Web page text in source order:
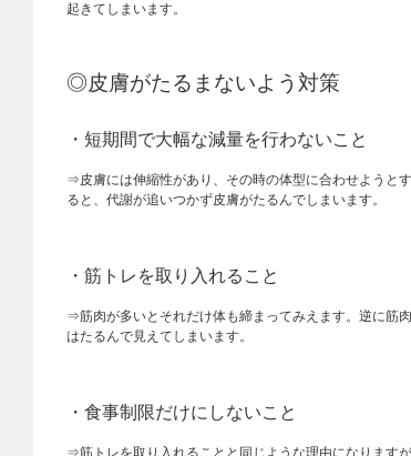
起きてしまいます。
◎皮膚がたるまないよう対策
・短期間で大幅な減量を行わないこと
⇒皮膚には伸縮性があり、その時の体型に合わせようと
ると、代謝が追いつかず皮膚がたるんでしまいます。
・筋トレを取り入れること
⇒筋肉が多いとそれだけ体も締まってみえます。逆に筋
はたるんで見えてしまいます。
・食事制限だけにしないこと